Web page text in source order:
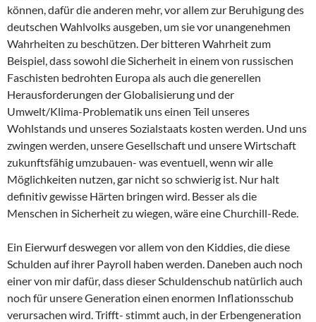
können, dafür die anderen mehr, vor allem zur Beruhigung des
deutschen Wahlvolks ausgeben, um sie vor unangenehmen
Wahrheiten zu beschützen. Der bitteren Wahrheit zum
Beispiel, dass sowohl die Sicherheit in einem von russischen
Faschisten bedrohten Europa als auch die generellen
Herausforderungen der Globalisierung und der
Umwelt/Klima-Problematik uns einen Teil unseres
Wohlstands und unseres Sozialstaats kosten werden. Und uns
zwingen werden, unsere Gesellschaft und unsere Wirtschaft
zukunftsfähig umzubauen- was eventuell, wenn wir alle
Möglichkeiten nutzen, gar nicht so schwierig ist. Nur halt
definitiv gewisse Härten bringen wird. Besser als die
Menschen in Sicherheit zu wiegen, wäre eine Churchill-Rede.
Ein Eierwurf deswegen vor allem von den Kiddies, die diese
Schulden auf ihrer Payroll haben werden. Daneben auch noch
einer von mir dafür, dass dieser Schuldenschub natürlich auch
noch für unsere Generation einen enormen Inflationsschub
verursachen wird. Trifft- stimmt auch, in der Erbengeneration